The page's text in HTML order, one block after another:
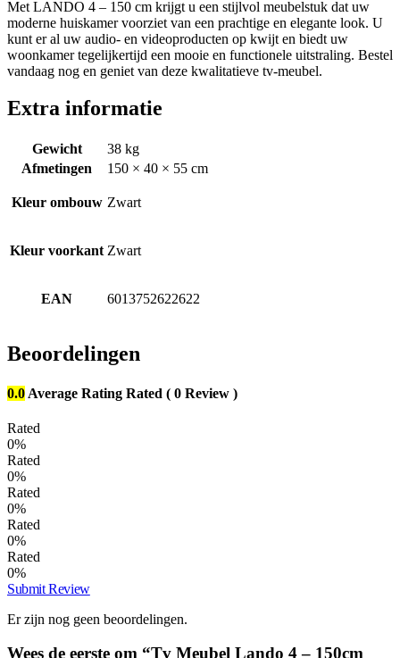
Met LANDO 4 – 150 cm krijgt u een stijlvol meubelstuk dat uw
moderne huiskamer voorziet van een prachtige en elegante look. U
kunt er al uw audio- en videoproducten op kwijt en biedt uw
woonkamer tegelijkertijd een mooie en functionele uitstraling. Bestel
vandaag nog en geniet van deze kwalitatieve tv-meubel.
Extra informatie
Gewicht
38 kg
Afmetingen
150 × 40 × 55 cm
Kleur ombouw Zwart
Kleur voorkant Zwart
EAN 6013752622622
Beoordelingen
0.0 Average Rating Rated ( 0 Review )
Rated
0%
Rated
0%
Rated
0%
Rated
0%
Rated
0%
Submit Review
Er zijn nog geen beoordelingen.
Wees de eerste om “Tv Meubel Lando 4 – 150cm